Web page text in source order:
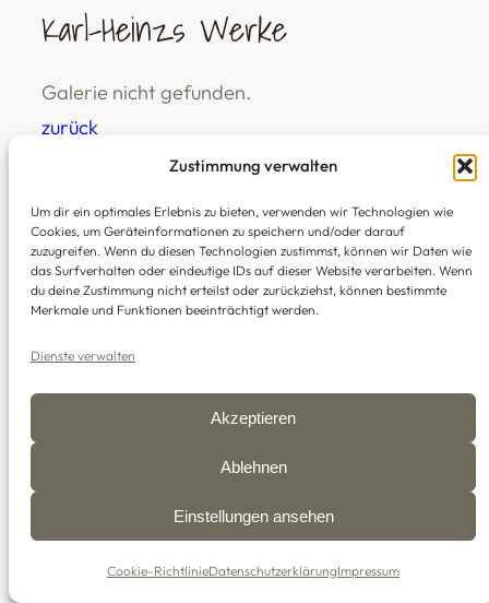
Zustimmung verwalten
Um dir ein optimales Erlebnis zu bieten, verwenden wir Technologien wie
Cookies, um Geräteinformationen zu speichern und/oder darauf
zuzugreifen. Wenn du diesen Technologien zustimmst, können wir Daten wie
das Surfverhalten oder eindeutige IDs auf dieser Website verarbeiten. Wenn
du deine Zustimmung nicht erteilst oder zurückziehst, können bestimmte
Merkmale und Funktionen beeinträchtigt werden.
Dienste verwalten
Akzeptieren
Ablehnen
Einstellungen ansehen
Cookie-RichtlinieDatenschutzerklärungImpressum
Karl-Heinzs Werke
Galerie nicht gefunden.
zurück
Links·Impressum·Datenschutz·AGB